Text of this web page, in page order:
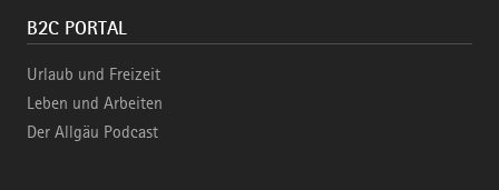
B2C PORTAL
Urlaub und Freizeit
Leben und Arbeiten
Der Allgäu Podcast